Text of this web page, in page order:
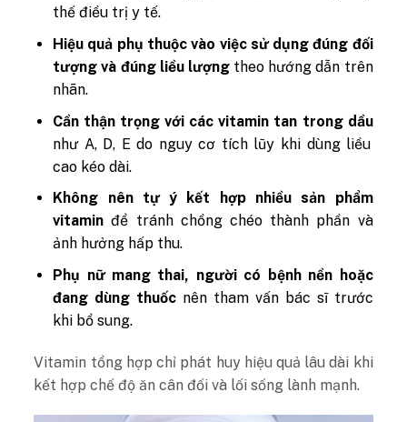
thế điều trị y tế.
Hiệu quả phụ thuộc vào việc sử dụng đúng đối
tượng và đúng liều lượngtheo hướng dẫn trên
nhãn.
Cần thận trọng với các vitamin tan trong dầu
như A, D, E do nguy cơ tích lũy khi dùng liều
cao kéo dài.
Không nên tự ý kết hợp nhiều sản phẩm
vitamin để tránh chồng chéo thành phần và
ảnh hưởng hấp thu.
Phụ nữ mang thai, người có bệnh nền hoặc
đang dùng thuốc nên tham vấn bác sĩ trước
khi bổ sung.
Vitamin tổng hợp chỉ phát huy hiệu quả lâu dài khi
kết hợp chế độ ăn cân đối và lối sống lành mạnh.